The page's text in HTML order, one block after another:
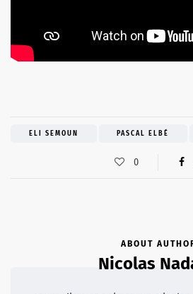
ELI SEMOUN PASCAL ELBÉ
0
ABOUT
Nicolas